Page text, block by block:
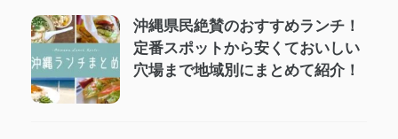
沖縄県民絶賛のおすすめランチ！
定番スポットから安くておいしい
穴場まで地域別にまとめて紹介！